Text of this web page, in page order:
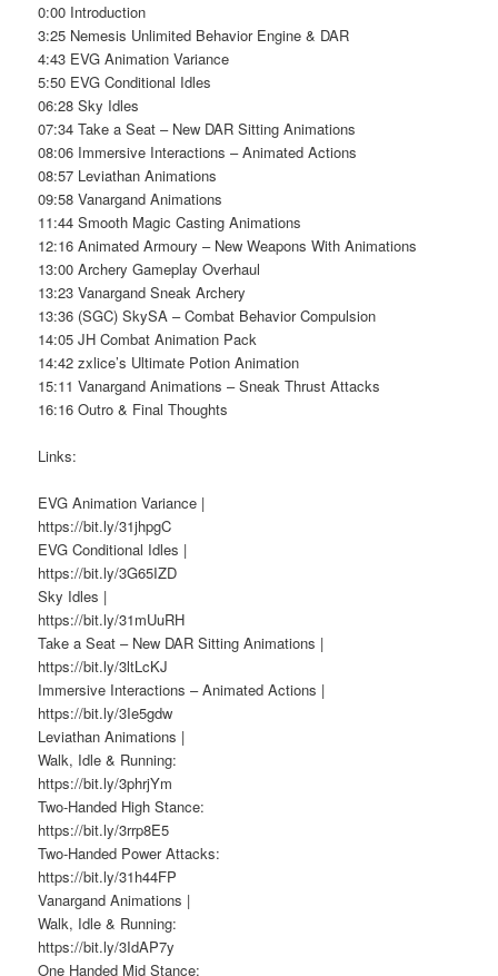
0:00 Introduction
3:25 Nemesis Unlimited Behavior Engine & DAR
4:43 EVG Animation Variance
5:50 EVG Conditional Idles
06:28 Sky Idles
07:34 Take a Seat – New DAR Sitting Animations
08:06 Immersive Interactions – Animated Actions
08:57 Leviathan Animations
09:58 Vanargand Animations
11:44 Smooth Magic Casting Animations
12:16 Animated Armoury – New Weapons With Animations
13:00 Archery Gameplay Overhaul
13:23 Vanargand Sneak Archery
13:36 (SGC) SkySA – Combat Behavior Compulsion
14:05 JH Combat Animation Pack
14:42 zxlice’s Ultimate Potion Animation
15:11 Vanargand Animations – Sneak Thrust Attacks
16:16 Outro & Final Thoughts
Links:
EVG Animation Variance |
https://bit.ly/31jhpgC
EVG Conditional Idles |
https://bit.ly/3G65IZD
Sky Idles |
https://bit.ly/31mUuRH
Take a Seat – New DAR Sitting Animations |
https://bit.ly/3ltLcKJ
Immersive Interactions – Animated Actions |
https://bit.ly/3Ie5gdw
Leviathan Animations |
Walk, Idle & Running:
https://bit.ly/3phrjYm
Two-Handed High Stance:
https://bit.ly/3rrp8E5
Two-Handed Power Attacks:
https://bit.ly/31h44FP
Vanargand Animations |
Walk, Idle & Running:
https://bit.ly/3IdAP7y
One Handed Mid Stance: